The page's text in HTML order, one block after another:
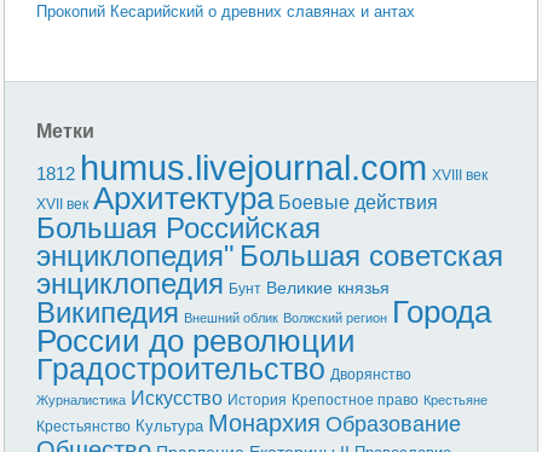
Прокопий Кесарийский о древних славянах и антах
Метки
1812 humus.livejournal.com XVIII век
XVII век Архитектура Боевые действия
Большая Российская
энциклопедия" Большая советская
энциклопедия Бунт Великие князья
Википедия Внешний облик Волжский регион Города
России до революции
Градостроительство Дворянство
Журналистика Искусство История Крепостное право Крестьяне
Крестьянство Культура Монархия Образование